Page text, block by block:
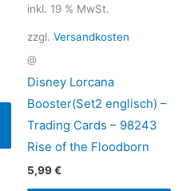
inkl. 19 % MwSt.
zzgl. Versandkosten
@
Disney Lorcana
Booster(Set2 englisch) –
Trading Cards – 98243
Rise of the Floodborn
5,99€